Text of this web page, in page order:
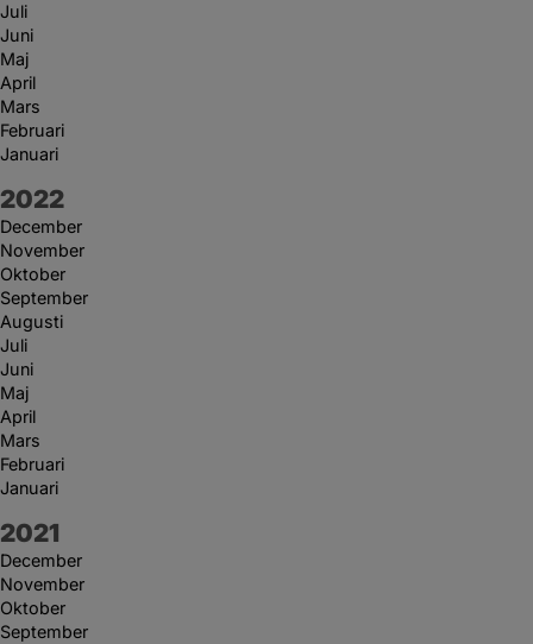
Juli
Juni
Maj
April
Mars
Februari
Januari
År:
2022
December
November
Oktober
September
Augusti
Juli
Juni
Maj
April
Mars
Februari
Januari
År:
2021
December
November
Oktober
September